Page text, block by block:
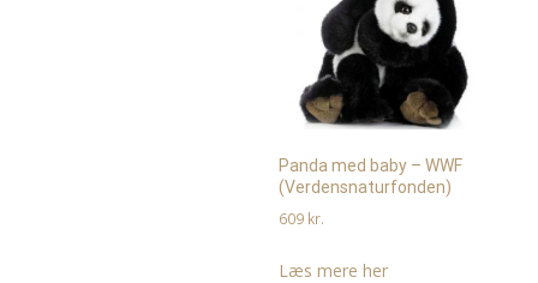
Panda med baby – WWF
(Verdensnaturfonden)
609 kr.
Læs mere her